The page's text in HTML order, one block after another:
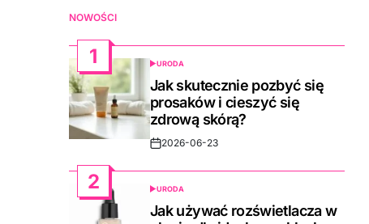
NOWOŚCI
1
POSTED
IN
URODA
Jak skutecznie pozbyć się
prosaków i cieszyć się
zdrową skórą?
Post2026-06-23
2
POSTED
IN
URODA
Jak używać rozświetlacza w